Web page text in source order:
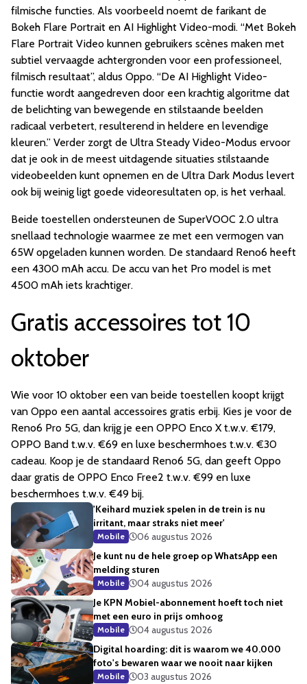
filmische functies. Als voorbeeld noemt de farikant de
Bokeh Flare Portrait en AI Highlight Video-modi. “Met Bokeh
Flare Portrait Video kunnen gebruikers scènes maken met
subtiel vervaagde achtergronden voor een professioneel,
filmisch resultaat”, aldus Oppo. “De AI Highlight Video-
functie wordt aangedreven door een krachtig algoritme dat
de belichting van bewegende en stilstaande beelden
radicaal verbetert, resulterend in heldere en levendige
kleuren.” Verder zorgt de Ultra Steady Video-Modus ervoor
dat je ook in de meest uitdagende situaties stilstaande
videobeelden kunt opnemen en de Ultra Dark Modus levert
ook bij weinig ligt goede videoresultaten op, is het verhaal.
Beide toestellen ondersteunen de SuperVOOC 2.0 ultra
snellaad technologie waarmee ze met een vermogen van
65W opgeladen kunnen worden. De standaard Reno6 heeft
een 4300 mAh accu. De accu van het Pro model is met
4500 mAh iets krachtiger.
Gratis accessoires tot 10
oktober
Wie voor 10 oktober een van beide toestellen koopt krijgt
van Oppo een aantal accessoires gratis erbij. Kies je voor de
Reno6 Pro 5G, dan krijg je een OPPO Enco X t.w.v. €179,
OPPO Band t.w.v. €69 en luxe beschermhoes t.w.v. €30
cadeau. Koop je de standaard Reno6 5G, dan geeft Oppo
daar gratis de OPPO Enco Free2 t.w.v. €99 en luxe
beschermhoes t.w.v. €49 bij.
'Keihard muziek spelen in de trein is nu
irritant, maar straks niet meer'
Mobile
06 augustus 2026
Je kunt nu de hele groep op WhatsApp een
melding sturen
Mobile
04 augustus 2026
Je KPN Mobiel-abonnement hoeft toch niet
met een euro in prijs omhoog
Mobile
04 augustus 2026
Digital hoarding: dit is waarom we 40.000
foto's bewaren waar we nooit naar kijken
Mobile 03 augustus 2026